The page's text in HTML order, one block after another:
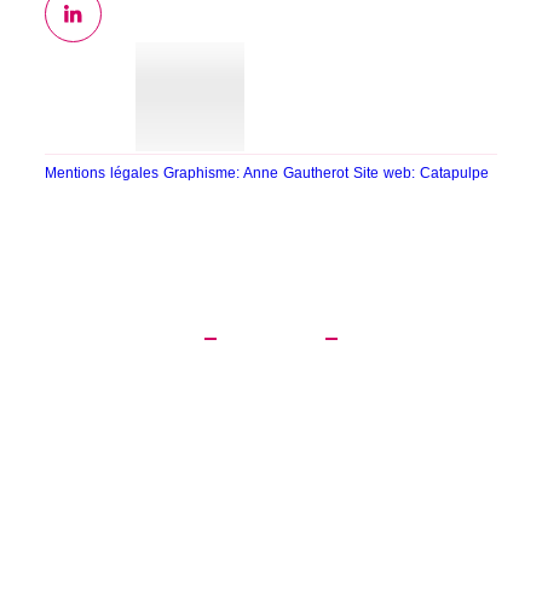
Mentions légalesGraphisme: Anne GautherotSite web: Catapulpe